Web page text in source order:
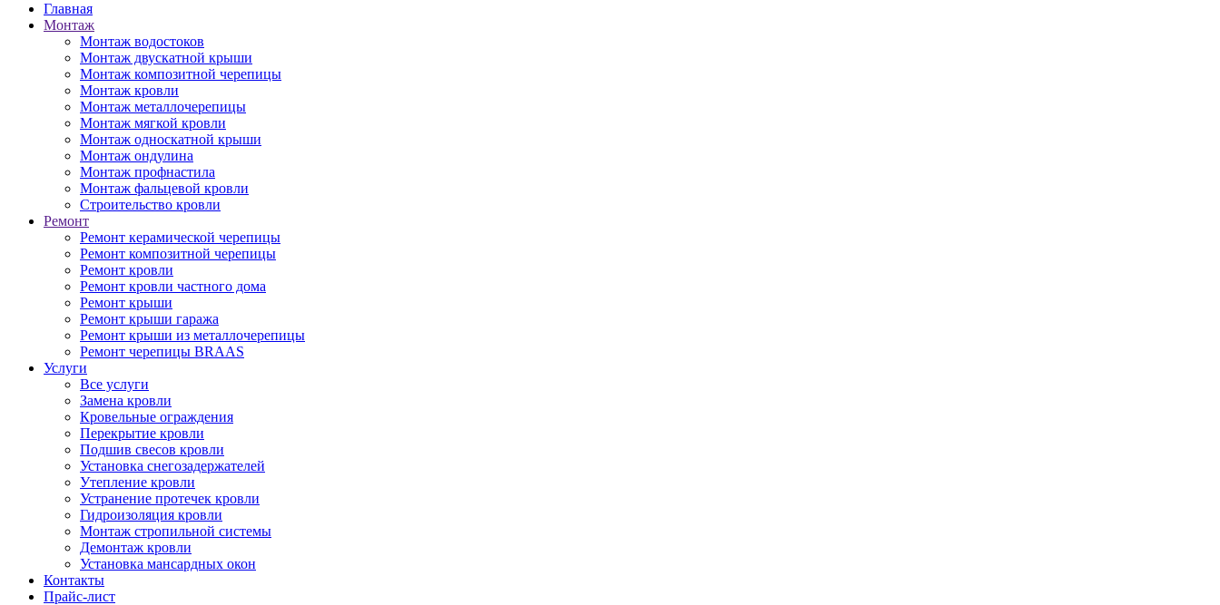
Главная
Монтаж
Монтаж водостоков
Монтаж двускатной крыши
Монтаж композитной черепицы
Монтаж кровли
Монтаж металлочерепицы
Монтаж мягкой кровли
Монтаж односкатной крыши
Монтаж ондулина
Монтаж профнастила
Монтаж фальцевой кровли
Строительство кровли
Ремонт
Ремонт керамической черепицы
Ремонт композитной черепицы
Ремонт кровли
Ремонт кровли частного дома
Ремонт крыши
Ремонт крыши гаража
Ремонт крыши из металлочерепицы
Ремонт черепицы BRAAS
Услуги
Все услуги
Замена кровли
Кровельные ограждения
Перекрытие кровли
Подшив свесов кровли
Установка снегозадержателей
Утепление кровли
Устранение протечек кровли
Гидроизоляция кровли
Монтаж стропильной системы
Демонтаж кровли
Установка мансардных окон
Контакты
Прайс-лист